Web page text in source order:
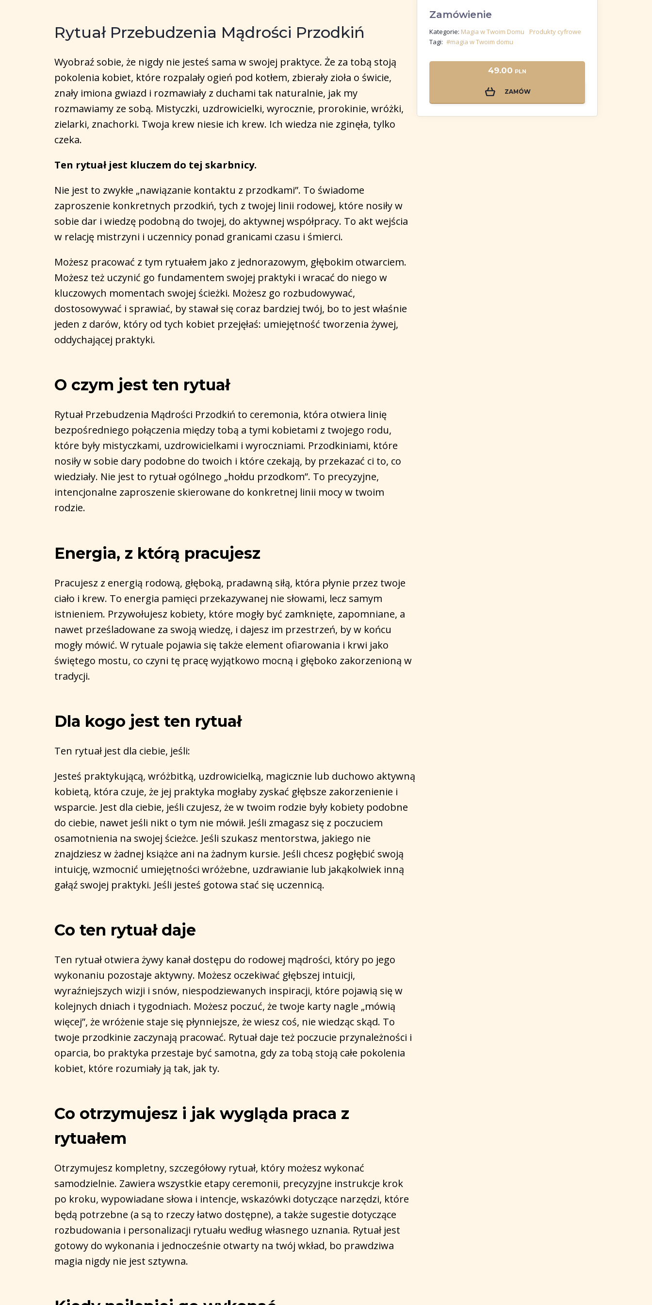
Rytuał Przebudzenia Mądrości Przodkiń
Wyobraź sobie, że nigdy nie jesteś sama w swojej praktyce. Że za tobą stoją
pokolenia kobiet, które rozpalały ogień pod kotłem, zbierały zioła o świcie,
znały imiona gwiazd i rozmawiały z duchami tak naturalnie, jak my
rozmawiamy ze sobą. Mistyczki, uzdrowicielki, wyrocznie, prorokinie, wróżki,
zielarki, znachorki. Twoja krew niesie ich krew. Ich wiedza nie zginęła, tylko
czeka.
Ten rytuał jest kluczem do tej skarbnicy.
Nie jest to zwykłe „nawiązanie kontaktu z przodkami”. To świadome
zaproszenie konkretnych przodkiń, tych z twojej linii rodowej, które nosiły w
sobie dar i wiedzę podobną do twojej, do aktywnej współpracy. To akt wejścia
w relację mistrzyni i uczennicy ponad granicami czasu i śmierci.
Możesz pracować z tym rytuałem jako z jednorazowym, głębokim otwarciem.
Możesz też uczynić go fundamentem swojej praktyki i wracać do niego w
kluczowych momentach swojej ścieżki. Możesz go rozbudowywać,
dostosowywać i sprawiać, by stawał się coraz bardziej twój, bo to jest właśnie
jeden z darów, który od tych kobiet przejęłaś: umiejętność tworzenia żywej,
oddychającej praktyki.
O czym jest ten rytuał
Rytuał Przebudzenia Mądrości Przodkiń to ceremonia, która otwiera linię
bezpośredniego połączenia między tobą a tymi kobietami z twojego rodu,
które były mistyczkami, uzdrowicielkami i wyroczniami. Przodkiniami, które
nosiły w sobie dary podobne do twoich i które czekają, by przekazać ci to, co
wiedziały. Nie jest to rytuał ogólnego „hołdu przodkom”. To precyzyjne,
intencjonalne zaproszenie skierowane do konkretnej linii mocy w twoim
rodzie.
Energia, z którą pracujesz
Pracujesz z energią rodową, głęboką, pradawną siłą, która płynie przez twoje
ciało i krew. To energia pamięci przekazywanej nie słowami, lecz samym
istnieniem. Przywołujesz kobiety, które mogły być zamknięte, zapomniane, a
nawet prześladowane za swoją wiedzę, i dajesz im przestrzeń, by w końcu
mogły mówić. W rytuale pojawia się także element ofiarowania i krwi jako
świętego mostu, co czyni tę pracę wyjątkowo mocną i głęboko zakorzenioną w
tradycji.
Dla kogo jest ten rytuał
Ten rytuał jest dla ciebie, jeśli:
Jesteś praktykującą, wróżbitką, uzdrowicielką, magicznie lub duchowo aktywną
kobietą, która czuje, że jej praktyka mogłaby zyskać głębsze zakorzenienie i
wsparcie. Jest dla ciebie, jeśli czujesz, że w twoim rodzie były kobiety podobne
do ciebie, nawet jeśli nikt o tym nie mówił. Jeśli zmagasz się z poczuciem
osamotnienia na swojej ścieżce. Jeśli szukasz mentorstwa, jakiego nie
znajdziesz w żadnej książce ani na żadnym kursie. Jeśli chcesz pogłębić swoją
intuicję, wzmocnić umiejętności wróżebne, uzdrawianie lub jakąkolwiek inną
gałąź swojej praktyki. Jeśli jesteś gotowa stać się uczennicą.
Co ten rytuał daje
Ten rytuał otwiera żywy kanał dostępu do rodowej mądrości, który po jego
wykonaniu pozostaje aktywny. Możesz oczekiwać głębszej intuicji,
wyraźniejszych wizji i snów, niespodziewanych inspiracji, które pojawią się w
kolejnych dniach i tygodniach. Możesz poczuć, że twoje karty nagle „mówią
więcej”, że wróżenie staje się płynniejsze, że wiesz coś, nie wiedząc skąd. To
twoje przodkinie zaczynają pracować. Rytuał daje też poczucie przynależności i
oparcia, bo praktyka przestaje być samotna, gdy za tobą stoją całe pokolenia
kobiet, które rozumiały ją tak, jak ty.
Co otrzymujesz i jak wygląda praca z
rytuałem
Otrzymujesz kompletny, szczegółowy rytuał, który możesz wykonać
samodzielnie. Zawiera wszystkie etapy ceremonii, precyzyjne instrukcje krok
po kroku, wypowiadane słowa i intencje, wskazówki dotyczące narzędzi, które
będą potrzebne (a są to rzeczy łatwo dostępne), a także sugestie dotyczące
rozbudowania i personalizacji rytuału według własnego uznania. Rytuał jest
gotowy do wykonania i jednocześnie otwarty na twój wkład, bo prawdziwa
magia nigdy nie jest sztywna.
Zamówienie
Kategorie: Magia w Twoim Domu
Produkty cyfrowe
Tagi: #magia w Twoim domu
49.00 PLN
ZAMÓW